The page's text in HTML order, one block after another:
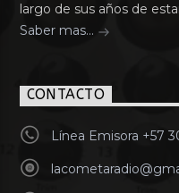
largo de sus años de
Saber mas...
CONTACTO
Línea Emisora +57